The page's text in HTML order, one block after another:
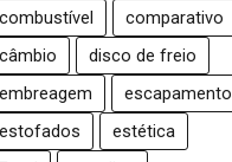
combustível
comparativo
câmbio
disco de freio
embreagem
escapamento
estofados
estética